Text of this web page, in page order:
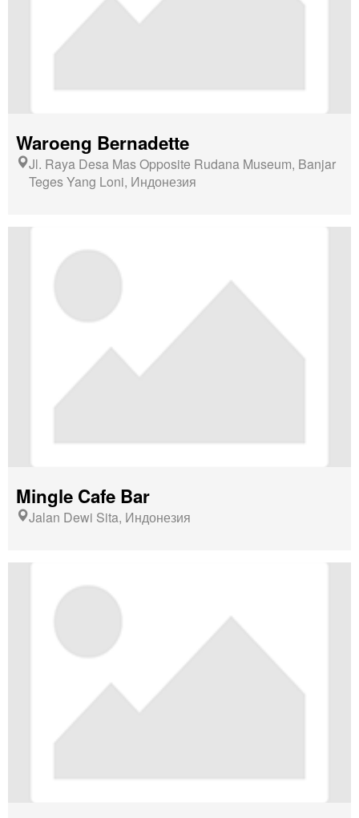
Waroeng Bernadette
Jl. Raya Desa Mas Opposite Rudana Museum, Banjar
Teges Yang Loni, Индонезия
Mingle Cafe Bar
Jalan Dewi Sita, Индонезия